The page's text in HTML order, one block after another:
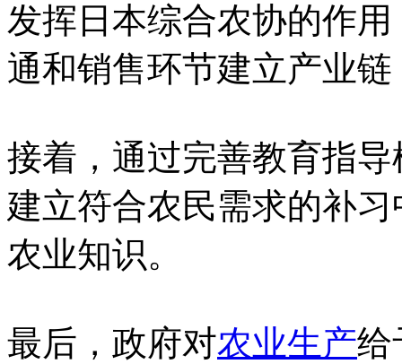
发挥日本综合农协的作
通和销售环节建立产业
接着，通过完善教育指
建立符合农民需求的补
农业知识。
最后，政府对农业生产给